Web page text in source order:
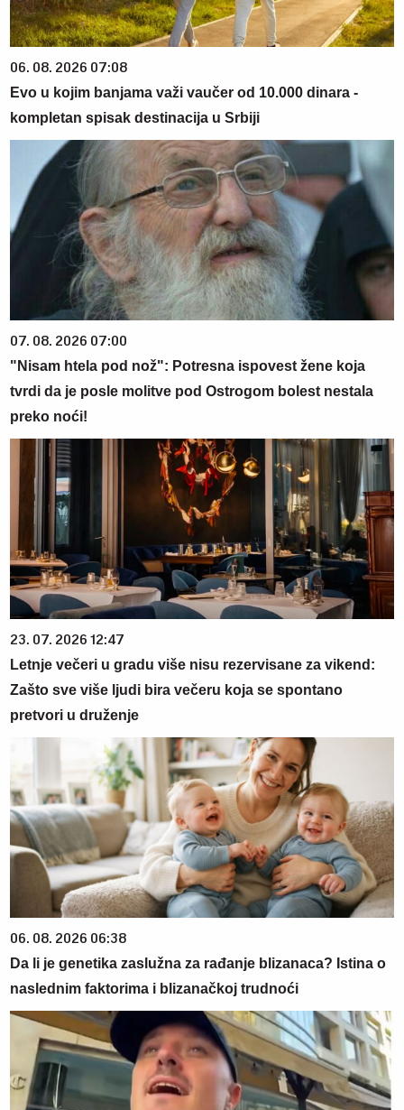
06. 08. 2026 07:08
Evo u kojim banjama važi vaučer od 10.000 dinara -
kompletan spisak destinacija u Srbiji
07. 08. 2026 07:00
"Nisam htela pod nož": Potresna ispovest žene koja
tvrdi da je posle molitve pod Ostrogom bolest nestala
preko noći!
23. 07. 2026 12:47
Letnje večeri u gradu više nisu rezervisane za vikend:
Zašto sve više ljudi bira večeru koja se spontano
pretvori u druženje
06. 08. 2026 06:38
Da li je genetika zaslužna za rađanje blizanaca? Istina o
naslednim faktorima i blizanačkoj trudnoći